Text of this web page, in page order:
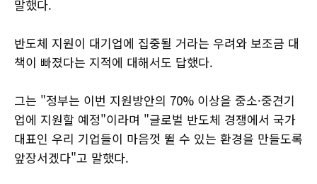
말했다.
반도체 지원이 대기업에 집중될 거라는 우려와 보조금 대
책이 빠졌다는 지적에 대해서도 답했다.
그는 "정부는 이번 지원방안의 70% 이상을 중소·중견기
업에 지원할 예정"이라며 "글로벌 반도체 경쟁에서 국가
대표인 우리 기업들이 마음껏 뛸 수 있는 환경을 만들도록
앞장서겠다"고 말했다.